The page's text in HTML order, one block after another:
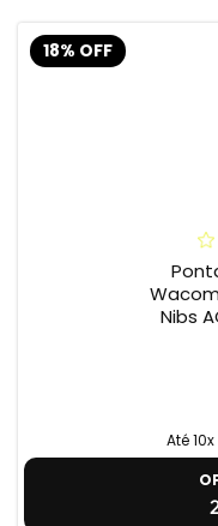
18% OFF
Nibs
Até